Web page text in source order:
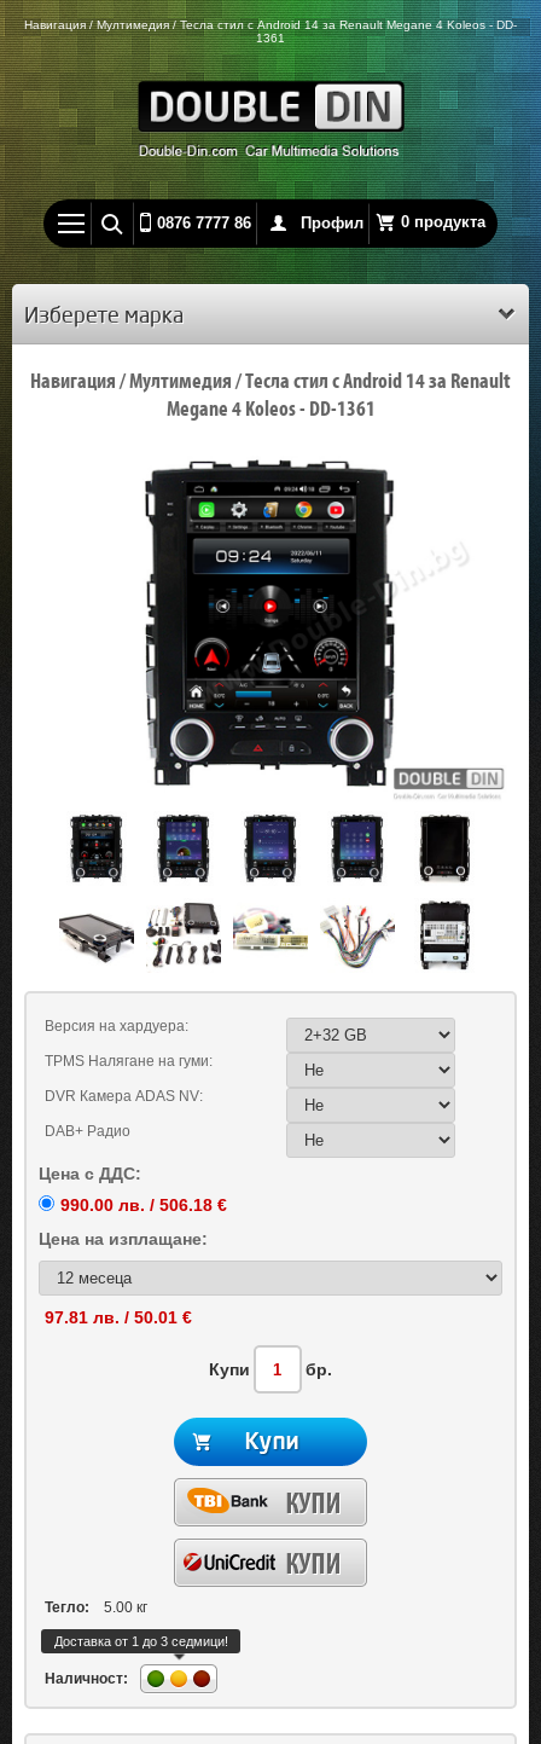
Навигация / Мултимедия / Тесла стил с Android 14 за Renault Megane 4 Koleos - DD-
1361
0876 7777 86 Профил 0 продукта
Изберете марка
Навигация / Мултимедия / Тесла стил с Android 14 за Renault
Megane 4 Koleos - DD-1361
Версия на хардуера:
TPMS Налягане на гуми:
DVR Камера ADAS NV:
DAB+ Радио
Цена с ДДС:
990.00 лв. / 506.18 €
Цена на изплащане:
97.81 лв. / 50.01 €
Купи бр.
Тегло: 5.00 кг
Наличност:
Доставка от 1 до 3 седмици!